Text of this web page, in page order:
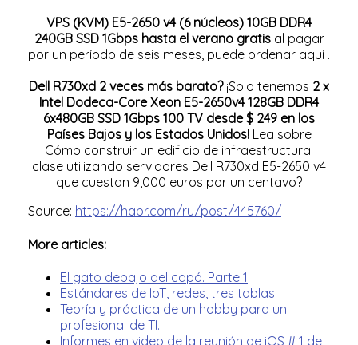
VPS (KVM) E5-2650 v4 (6 núcleos) 10GB DDR4
240GB SSD 1Gbps hasta el verano gratisal pagar
por un período de seis meses, puede ordenar aquí .
Dell R730xd 2 veces más barato?¡Solo tenemos 2 x
Intel Dodeca-Core Xeon E5-2650v4 128GB DDR4
6x480GB SSD 1Gbps 100 TV desde $ 249 en los
Países Bajos y los Estados Unidos!Lea sobre
Cómo construir un edificio de infraestructura.
clase utilizando servidores Dell R730xd E5-2650 v4
que cuestan 9,000 euros por un centavo?
Source: https://habr.com/ru/post/445760/
More articles:
El gato debajo del capó. Parte 1
Estándares de IoT, redes, tres tablas.
Teoría y práctica de un hobby para un
profesional de TI.
Informes en video de la reunión de iOS # 1 de